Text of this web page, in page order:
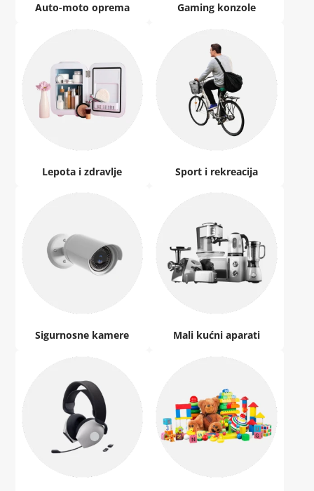
Auto-moto oprema Gaming konzole
Lepota i zdravlje Sport i rekreacija
Sigurnosne kamere Mali kućni aparati